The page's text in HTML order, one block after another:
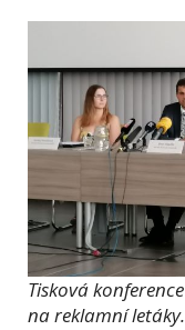
Tisková
na reklamní letáky.